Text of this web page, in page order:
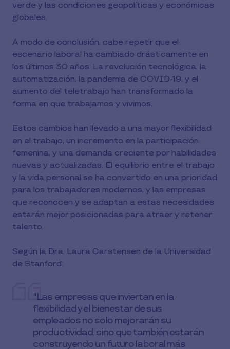
verde y las condiciones geopolíticas y económicas
globales.
A modo de conclusión, cabe repetir que el
escenario laboral ha cambiado drásticamente en
los últimos 30 años. La revolución tecnológica, la
automatización, la pandemia de COVID-19, y el
aumento del teletrabajo han transformado la
forma en que trabajamos y vivimos.
Estos cambios han llevado a una mayor flexibilidad
en el trabajo, un incremento en la participación
femenina, y una demanda creciente por habilidades
nuevas y actualizadas. El equilibrio entre el trabajo
y la vida personal se ha convertido en una prioridad
para los trabajadores modernos, y las empresas
que reconocen y se adaptan a estas necesidades
estarán mejor posicionadas para atraer y retener
talento.
Según la Dra. Laura Carstensen de la Universidad
de Stanford:
"Las empresas que inviertan en la
flexibilidad y el bienestar de sus
empleados no solo mejorarán su
productividad, sino que también estarán
construyendo un futuro laboral más